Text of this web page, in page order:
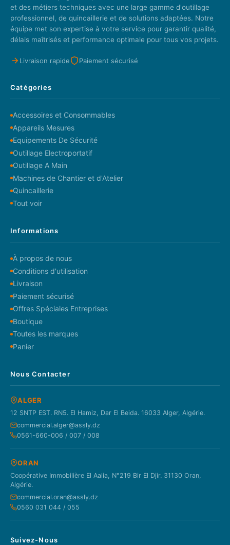
et des métiers techniques avec une large gamme d'outillage
professionnel, de quincaillerie et de solutions adaptées. Notre
équipe met son expertise à votre service pour garantir qualité,
délais maîtrisés et performance optimale pour tous vos projets.
Livraison rapide Paiement sécurisé
Catégories
Accessoires et Consommables
Appareils Mesures
Equipements De Sécurité
Outillage Electroportatif
Outillage A Main
Machines de Chantier et d'Atelier
Quincaillerie
Tout voir
Informations
À propos de nous
Conditions d'utilisation
Livraison
Paiement sécurisé
Offres Spéciales Entreprises
Boutique
Toutes les marques
Panier
Nous Contacter
ALGER
12 SNTP EST. RN5. El Hamiz, Dar El Beida. 16033 Alger, Algérie.
commercial.alger@assly.dz
0561-660-006 / 007 / 008
ORAN
Coopérative Immobilière El Aalia, N°219 Bir El Djir. 31130 Oran,
Algérie.
commercial.oran@assly.dz
0560 031 044 / 055
Suivez-Nous